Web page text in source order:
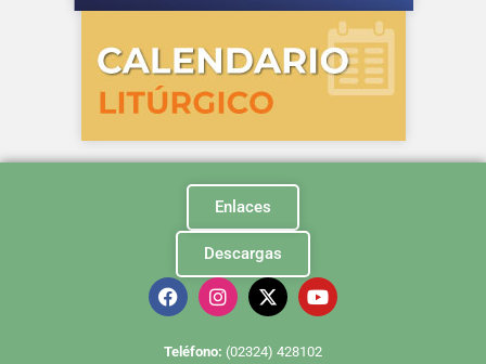
Enlaces
Descargas
Teléfono: (02324) 428102